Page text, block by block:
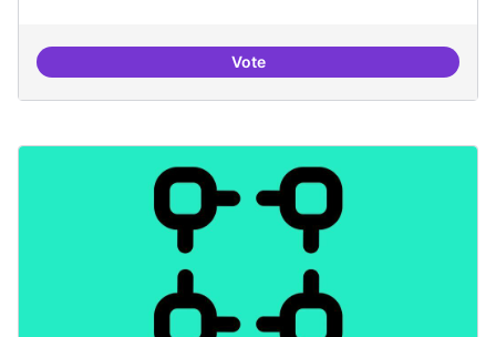
VoteLobby per FLOSS i